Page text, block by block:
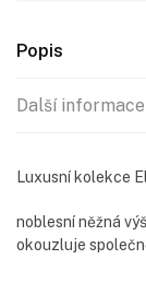
Popis
Další informace
Luxusní kolekce
noblesní něžná
okouzluje